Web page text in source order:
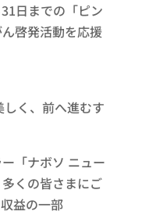
日までの「ピン
啓発活動を応援
く、前へ進むす
「ナボソ ニュー
くの皆さまにご
益の一部